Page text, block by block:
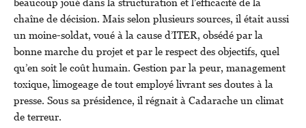
chaîne de décision. Mais selon plusieurs sources, il était aussi
un moine-soldat, voué à la cause d’ITER, obsédé par la
bonne marche du projet et par le respect des objectifs, quel
qu’en soit le coût humain. Gestion par la peur, management
toxique, limogeage de tout employé livrant ses doutes à la
presse. Sous sa présidence, il régnait à Cadarache un climat
de terreur.